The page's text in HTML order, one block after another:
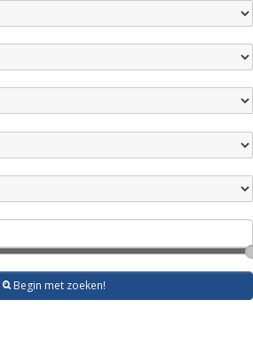
Begin met zoeken!